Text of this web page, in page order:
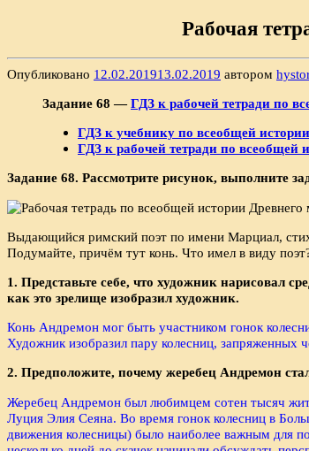
Рабочая
Опубликовано 12.02.201913.02.2019 автором
Задание 68 —ГДЗ к рабочей тетради по
ГДЗ к учебнику по всеобщей
ГДЗ к рабочей тетради по всеобщей
Задание 68. Рассмотрите рисунок, выполните
Выдающийся римский поэт по имени Марциал,
Подумайте, причём тут конь. Что имел в виду
1. Представьте себе, что художник нарисовал
как это зрелище изобразил художник.
Конь Андремон мог быть участником гонок
Художник изобразил пару колесниц, запряженных
2. Предположите, почему жеребец Андремон
Жеребец Андремон был любимцем сотен тысяч
Луция Элия Сеяна. Во время гонок колесниц в
движения колесницы) было наиболее важным для